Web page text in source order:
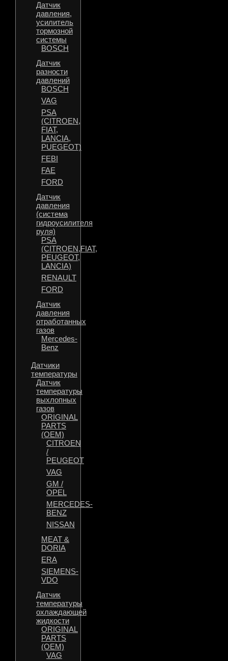
Датчик
давления,
усилитель
тормозной
системы
BOSCH
Датчик
разности
давлений
BOSCH
VAG
PSA
(CITROEN,
FIAT,
LANCIA,
PUEGEOT)
FEBI
FAE
FORD
Датчик
давления
(система
гидроусилителя
руля)
PSA
(CITROEN,FIAT,
PEUGEOT,
LANCIA)
RENAULT
FORD
Датчик
давления
отработанных
газов
Mercedes-
Benz
Датчики
температуры
Датчик
температуры
выхлопных
газов
ORIGINAL
PARTS
(OEM)
CITROEN
/
PEUGEOT
VAG
GM /
OPEL
MERCEDES-
BENZ
NISSAN
MEAT &
DORIA
ERA
SIEMENS-
VDO
Датчик
температуры
охлаждающей
жидкости
ORIGINAL
PARTS
(OEM)
VAG